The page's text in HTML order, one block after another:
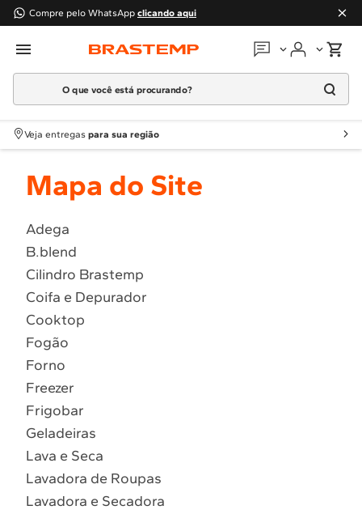
Compre pelo WhatsApp clicando aqui
Em que podemos
Atendimento Brastemp
Localizar assistência técnica
O que você está procurando?
Termos mais buscados
1º Geladeira
2
Fogao
4 º Lava Louça
5 º Cooktop
6º Microondas Brastemp
7º Forno
8º Embutir
9º Lava Seca
Veja entregas para sua região
Mapa do Site
Adega
B.blend
Cilindro Brastemp
Coifa e Depurador
Cooktop
Fogão
Forno
Freezer
Frigobar
Geladeiras
Lava e Seca
Lavadora de Roupas
Lavadora e Secadora